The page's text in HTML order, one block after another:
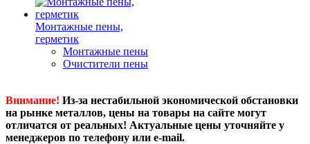
Монтажные пены,
герметик
Монтажные пены
Очистители пены
Внимание! Из-за нестабильной экономической обстановки
на рынке металлов, цены на товары на сайте могут
отличатся от реальных! Актуальные цены уточняйте у
менеджеров по телефону или e-mail.